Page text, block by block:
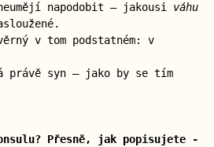
napodobit — jakousi váhu
v tom podstatném: v
právě syn — jako by se tím
Přesně, jak popisujete -